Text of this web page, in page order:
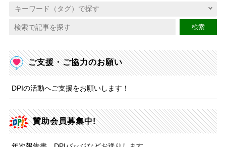
検索
ご支援・ご協力のお願い
DPIの活動へご支援をお願いします！
賛助会員募集中!